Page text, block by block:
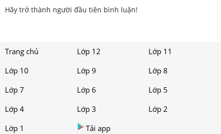
Hãy trở thành người đầu tiên bình luận!
Trang chủ Lớp 12
Lớp 11
Lớp 10
Lớp 9
Lớp 8
Lớp 7
Lớp 6
Lớp 5
Lớp 4
Lớp 3
Lớp 2
Lớp 1
Tải app